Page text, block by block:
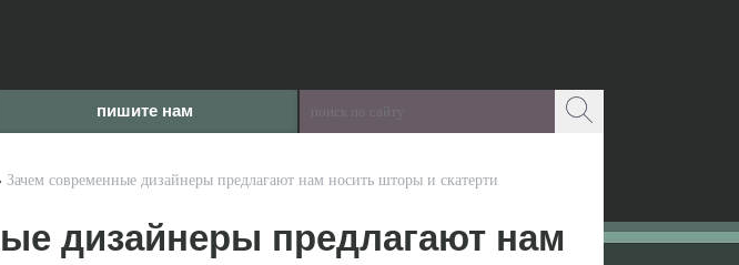
пишите нам
Зачем современные дизайнеры предлагают нам носить шторы и скатерти
дизайнеры предлагают нам